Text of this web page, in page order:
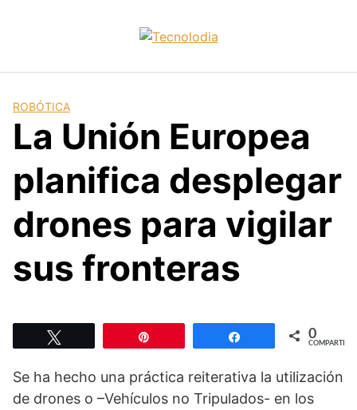
ROBÓTICA
La Unión Europea
planifica desplegar
drones para vigilar
sus fronteras
Compartir 0
COMPARTIR
Se ha hecho una práctica reiterativa la utilización
de drones o –Vehículos no Tripulados- en los